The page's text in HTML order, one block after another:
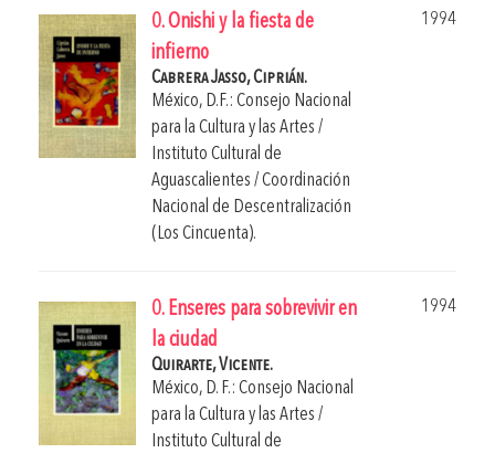
0. Onishi y la fiesta de
infierno
1994
Cabrera Jasso, Ciprián.
México, D.F.: Consejo Nacional
para la Cultura y las Artes /
Instituto Cultural de
Aguascalientes / Coordinación
Nacional de Descentralización
(Los Cincuenta).
0. Enseres para sobrevivir en
la ciudad
1994
Quirarte, Vicente.
México, D. F.: Consejo Nacional
para la Cultura y las Artes /
Instituto Cultural de